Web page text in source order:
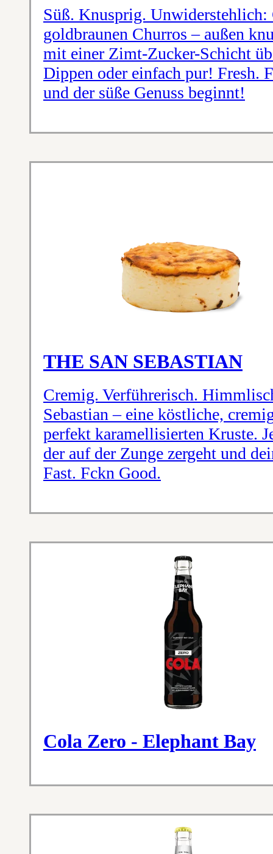
Süß. Knusprig. Unwiderstehlich:
goldbraunen Churros – außen
mit einer Zimt-Zucker-Schicht
Dippen oder einfach pur! Fresh.
und der süße Genuss beginnt!
THE SAN SEBASTIAN
Cremig. Verführerisch.
Sebastian – eine köstliche,
perfekt karamellisierten Kruste.
der auf der Zunge zergeht und
Fast. Fckn Good.
Cola Zero - Elephant Bay